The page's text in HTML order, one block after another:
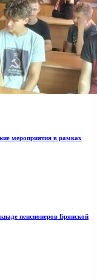
мероприятия в рамках
пенсионеров Брянской